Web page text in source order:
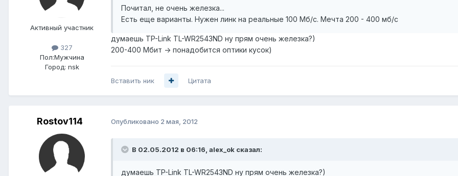
Активный участник
327
Пол:Мужчина
Город: nsk
Почитал, не очень железка...
Есть еще варианты. Нужен линк на реальные 100 Мб/с. Мечта 200 - 400 мб/с
думаешь TP-Link TL-WR2543ND ну прям очень железка?)
200-400 Мбит -> понадобится оптики кусок)
Вставить ник Цитата
Rostov114 Опубликовано 2 мая, 2012
В 02.05.2012 в 06:16, alex_ok сказал:
думаешь TP-Link TL-WR2543ND ну прям очень железка?)